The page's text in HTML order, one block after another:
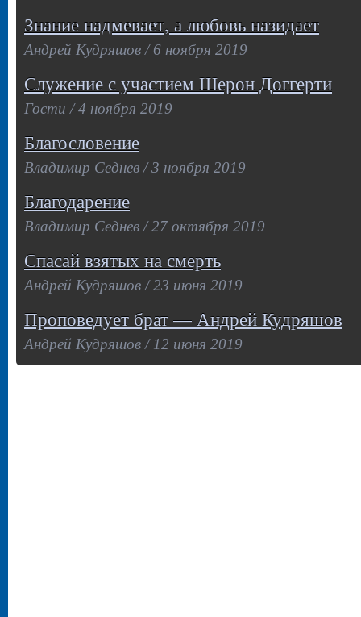
Знание надмевает, а любовь назидает
Андрей Кудряшов / 6 ноября 2019
Служение с участием Шерон Доггерти
Гости / 4 ноября 2019
Благословение
Владимир Седнев / 3 ноября 2019
Благодарение
Владимир Седнев / 27 октября 2019
Спасай взятых на смерть
Андрей Кудряшов / 23 июня 2019
Проповедует брат — Андрей Кудряшов
Андрей Кудряшов / 12 июня 2019